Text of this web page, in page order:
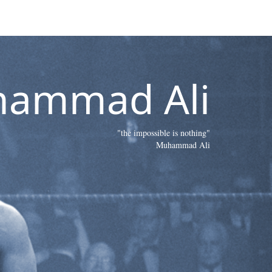
Ali
"the impossible is nothing"
Muhammad Ali